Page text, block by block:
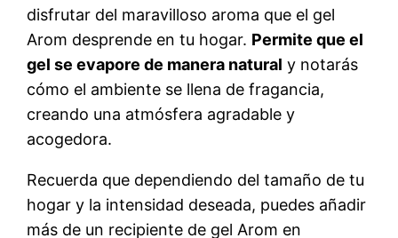
disfrutar del maravilloso aroma que el gel
Arom desprende en tu hogar. Permite que el
gel se evapore de manera natural y notarás
cómo el ambiente se llena de fragancia,
creando una atmósfera agradable y
acogedora.
Recuerda que dependiendo del tamaño de tu
hogar y la intensidad deseada, puedes añadir
más de un recipiente de gel Arom en